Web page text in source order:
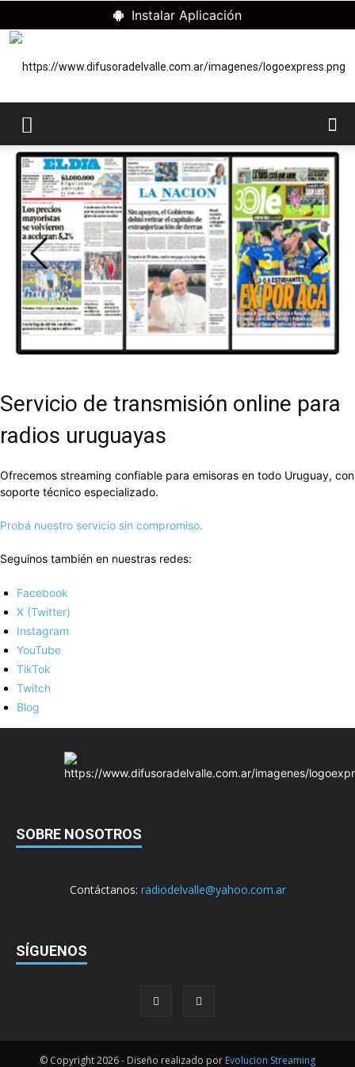
Instalar Aplicación
DIFUSORA
DEL
VALLE
Servicio de transmisión online para
radios uruguayas
Ofrecemos streaming confiable para emisoras en todo Uruguay, con
soporte técnico especializado.
Probá nuestro servicio sin compromiso.
Seguinos también en nuestras redes:
Facebook
X (Twitter)
Instagram
YouTube
TikTok
Twitch
Blog
SOBRE NOSOTROS
Contáctanos: radiodelvalle@yahoo.com.ar
SÍGUENOS
© Copyright 2026 - Diseño realizado por Evolucion Streaming